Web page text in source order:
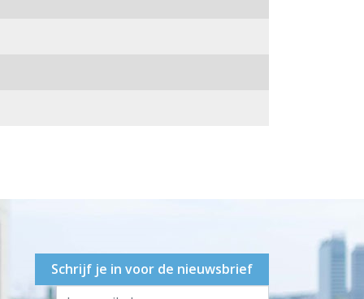
Schrijf je in voor de nieuwsbrief